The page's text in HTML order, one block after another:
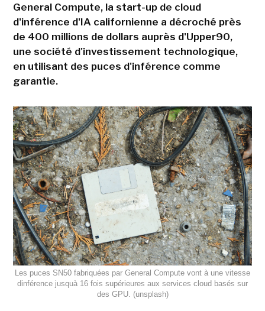
General Compute, la start-up de cloud
d'inférence d'IA californienne a décroché près
de 400 millions de dollars auprès d'Upper90,
une société d'investissement technologique,
en utilisant des puces d'inférence comme
garantie.
Les puces SN50 fabriquées par General Compute vont à une vitesse
dinférence jusquà 16 fois supérieures aux services cloud basés sur
des GPU. (unsplash)